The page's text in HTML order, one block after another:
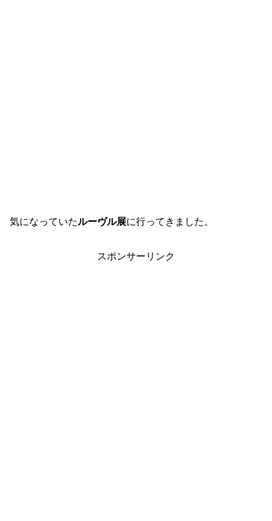
気になっていたルーヴル展に行ってきました。
スポンサーリンク